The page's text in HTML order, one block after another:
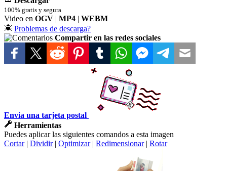
100% gratis y segura
Video en OGV | MP4 | WEBM
Problemas de descarga?
Compartir en las redes sociales
Envia una tarjeta postal
Herramientas
Puedes aplicar las siguientes comandos a esta imagen
Cortar| Dividir| Optimizar| Redimensionar| Rotar